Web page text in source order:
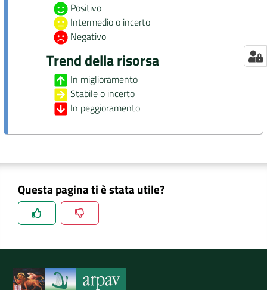
Positivo
Intermedio o incerto
Negativo
Trend della risorsa
In miglioramento
Stabile o incerto
In peggioramento
Questa pagina ti è stata utile?
Spiegaci perchè, e aiutaci a migliorare il servizio